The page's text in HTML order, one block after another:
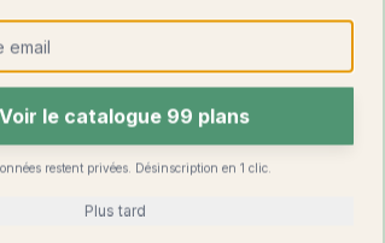
Voir le catalogue 99 plans
restent privées. Désinscription en 1 clic.
Plus tard